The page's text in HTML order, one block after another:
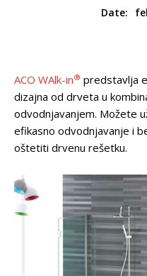
Date:
ACO WAlk-in® predstavlja
dizajna od drveta u
odvodnjavanjem. Možete
efikasno odvodnjavanje i
oštetiti drvenu rešetku.